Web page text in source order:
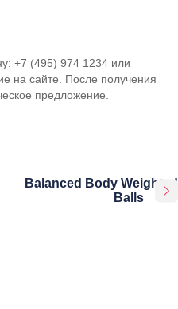
+7 (495) 974 1234 или
на сайте. После получения
предложение.
Balanced Body Weighted
Balls